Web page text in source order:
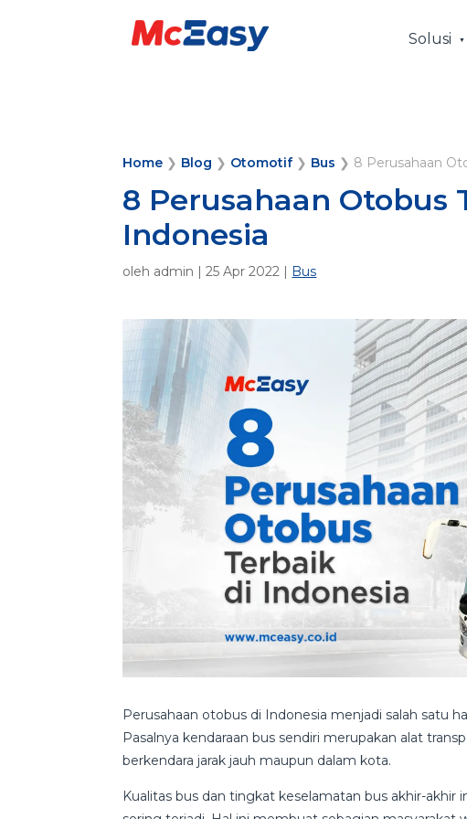
Solusi
Home ❯ Blog ❯ Otomotif❯ Bus ❯ 8 Perusahaan
8 Perusahaan Otobus
Indonesia
oleh admin |25 Apr 2022 | Bus
Perusahaan otobus di Indonesia menjadi salah satu
Pasalnya kendaraan bus sendiri merupakan alat
berkendara jarak jauh maupun dalam kota.
Kualitas bus dan tingkat keselamatan bus akhir-